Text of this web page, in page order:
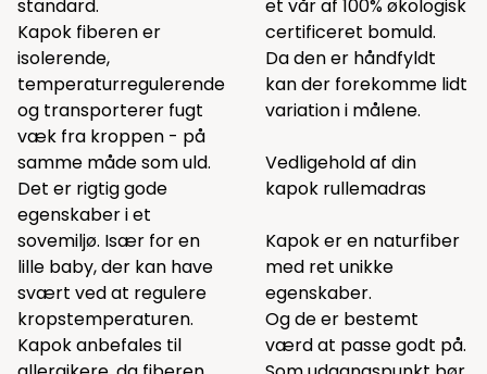
standard.
Kapok fiberen er
isolerende,
temperaturregulerende
og transporterer fugt
væk fra kroppen - på
samme måde som uld.
Det er rigtig gode
egenskaber i et
sovemiljø. Især for en
lille baby, der kan have
svært ved at regulere
kropstemperaturen.
Kapok anbefales til
et vår af 100% økologisk
certificeret bomuld.
Da den er håndfyldt
kan der forekomme lidt
variation i målene.
Vedligehold af din
kapok rullemadras
Kapok er en naturfiber
med ret unikke
egenskaber.
Og de er bestemt
værd at passe godt på.